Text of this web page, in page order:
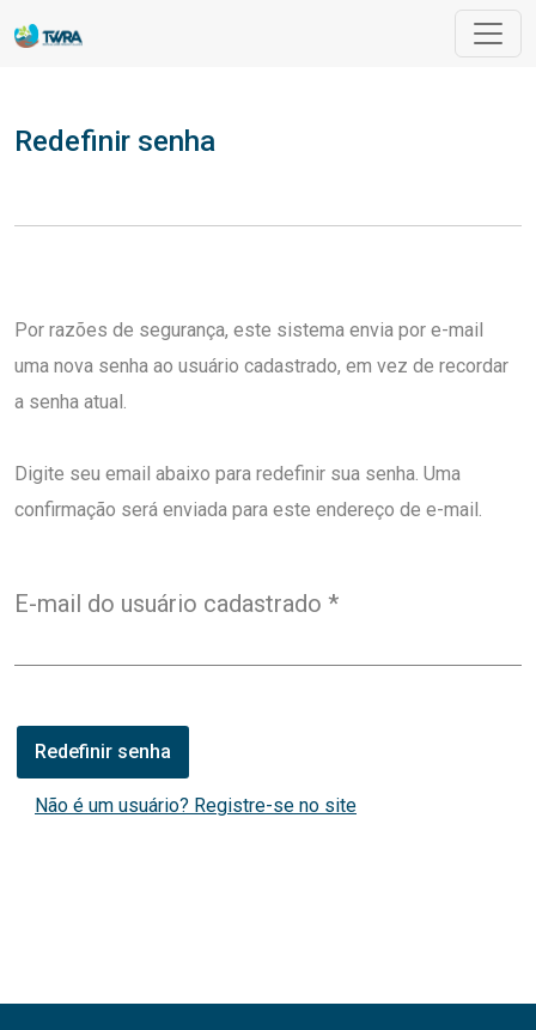
Redefinir senha
Por razões de segurança, este sistema envia por e-mail
uma nova senha ao usuário cadastrado, em vez de recordar
a senha atual.
Digite seu email abaixo para redefinir sua senha. Uma
confirmação será enviada para este endereço de e-mail.
E-mail do usuário cadastrado *Obrigatório
Redefinir senha
Não é um usuário? Registre-se no site